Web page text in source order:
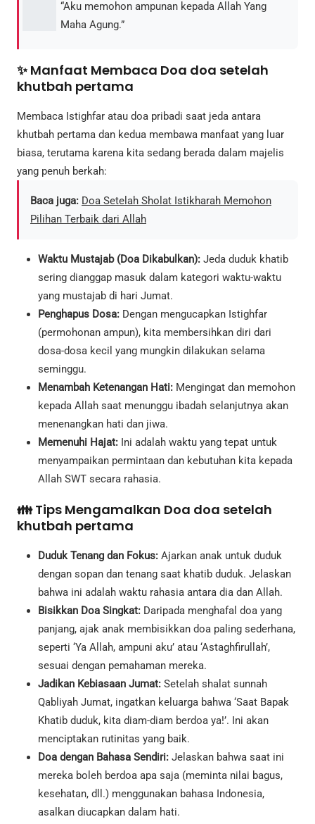
“Aku memohon ampunan kepada Allah Yang
Maha Agung.”
✨ Manfaat Membaca Doa doa setelah
khutbah pertama
Membaca Istighfar atau doa pribadi saat jeda antara
khutbah pertama dan kedua membawa manfaat yang luar
biasa, terutama karena kita sedang berada dalam majelis
yang penuh berkah:
Baca juga: Doa Setelah Sholat Istikharah Memohon
Pilihan Terbaik dari Allah
Waktu Mustajab (Doa Dikabulkan): Jeda duduk khatib
sering dianggap masuk dalam kategori waktu-waktu
yang mustajab di hari Jumat.
Penghapus Dosa: Dengan mengucapkan Istighfar
(permohonan ampun), kita membersihkan diri dari
dosa-dosa kecil yang mungkin dilakukan selama
seminggu.
Menambah Ketenangan Hati: Mengingat dan memohon
kepada Allah saat menunggu ibadah selanjutnya akan
menenangkan hati dan jiwa.
Memenuhi Hajat: Ini adalah waktu yang tepat untuk
menyampaikan permintaan dan kebutuhan kita kepada
Allah SWT secara rahasia.
👪 Tips Mengamalkan Doa doa setelah
khutbah pertama
Duduk Tenang dan Fokus: Ajarkan anak untuk duduk
dengan sopan dan tenang saat khatib duduk. Jelaskan
bahwa ini adalah waktu rahasia antara dia dan Allah.
Bisikkan Doa Singkat: Daripada menghafal doa yang
panjang, ajak anak membisikkan doa paling sederhana,
seperti ‘Ya Allah, ampuni aku’ atau ‘Astaghfirullah’,
sesuai dengan pemahaman mereka.
Jadikan Kebiasaan Jumat: Setelah shalat sunnah
Qabliyah Jumat, ingatkan keluarga bahwa ‘Saat Bapak
Khatib duduk, kita diam-diam berdoa ya!’. Ini akan
menciptakan rutinitas yang baik.
Doa dengan Bahasa Sendiri: Jelaskan bahwa saat ini
mereka boleh berdoa apa saja (meminta nilai bagus,
kesehatan, dll.) menggunakan bahasa Indonesia,
asalkan diucapkan dalam hati.